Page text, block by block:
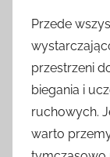
Przede
przestrzeni
biegania i
ruchowych.
warto